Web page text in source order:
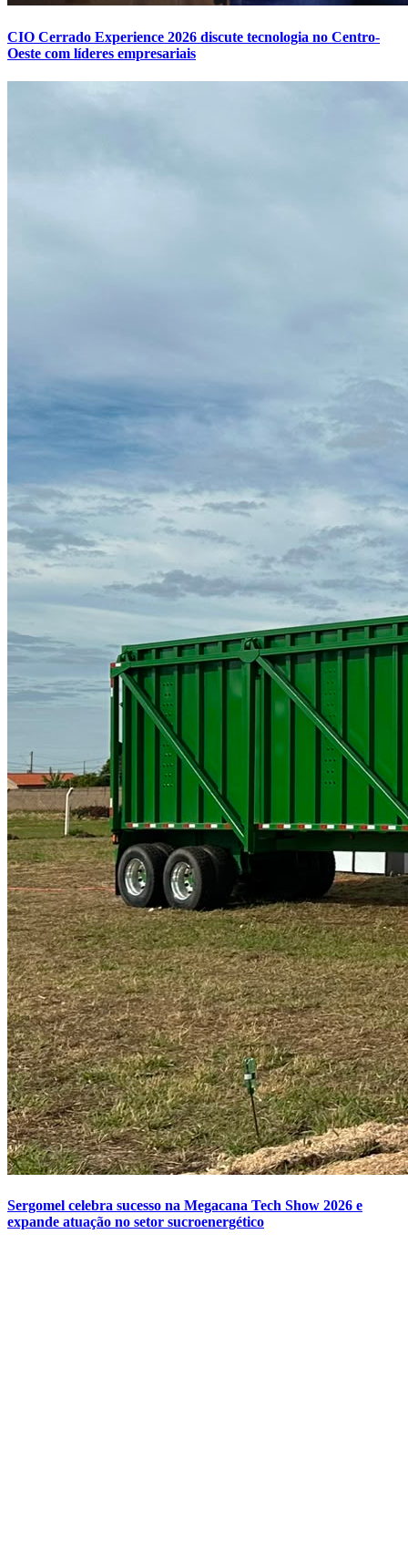
CIO Cerrado Experience 2026 discute tecnologia no Centro-
Oeste com líderes empresariais
Sergomel celebra sucesso na Megacana Tech Show 2026 e
expande atuação no setor sucroenergético